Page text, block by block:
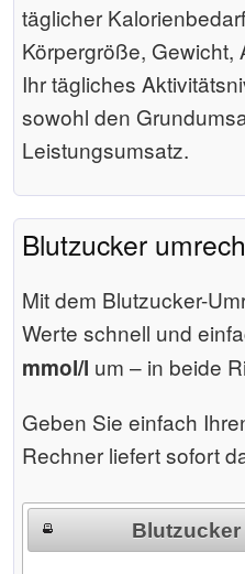
täglicher
Körpergröße, Gewicht,
Ihr tägliches
sowohl den
Leistungsumsatz.
Blutzucker
Mit dem Blutzucker-
Werte schnell und
mmol/l um – in beide
Geben Sie einfach
Rechner liefert sofort